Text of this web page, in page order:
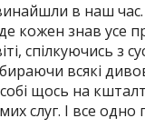
в наш час.
кожен знав усе
спілкуючись з
всякі
щось на
слуг. І все